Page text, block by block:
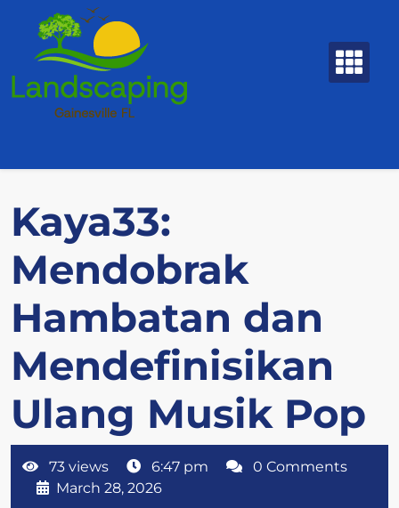
content
Kaya33:
Mendobrak
Hambatan dan
Mendefinisikan
Ulang Musik Pop
73 views 6:47 pm
0 Comments
March 28, 2026